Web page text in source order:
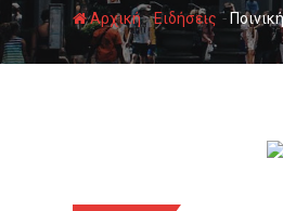
Αρχική-Ειδήσεις-